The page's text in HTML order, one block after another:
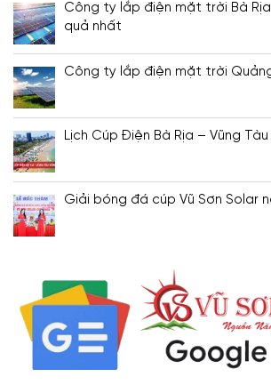
Công ty lắp điện mặt trời Bà Rịa
quả nhất
Công ty lắp điện mặt trời
Lịch Cúp Điện Bà Rịa – Vũng Tàu
Giải bóng đá cúp Vũ Sơn Solar